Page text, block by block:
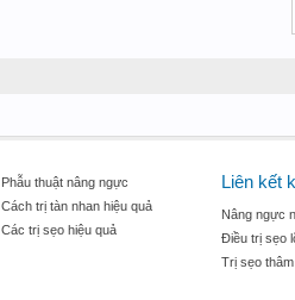
Phẫu thuật nâng ngực
Cách trị tàn nhan hiệu quả
Các trị sẹo hiệu quả
Liên kết
Nâng ngực
Điều trị sẹo
Trị sẹo thâm